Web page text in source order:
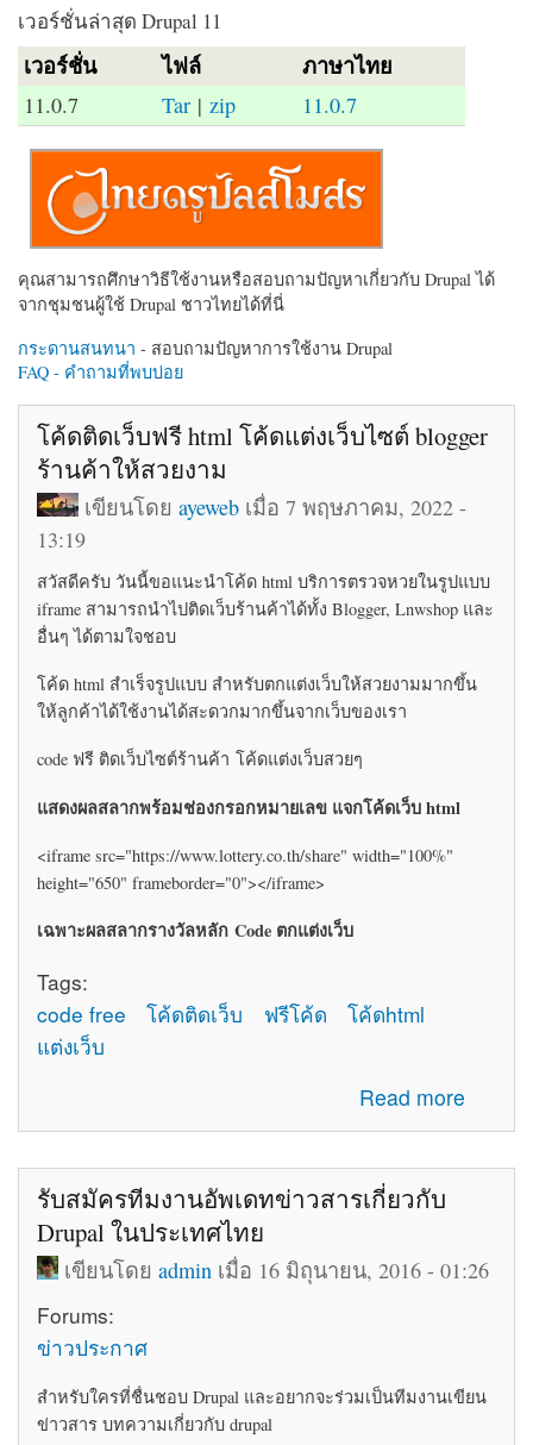
เวอร์ชั่นล่าสุด Drupal 11
เวอร์ชั่น ไฟล์ ภาษาไทย
11.0.7 Tar | zip 11.0.7
คุณสามารถศึกษาวิธีใช้งานหรือสอบถามปัญหาเกี่ยวกับ Drupal ได้
จากชุมชนผู้ใช้ Drupal ชาวไทยได้ที่นี่
กระดานสนทนา - สอบถามปัญหาการใช้งาน Drupal
FAQ - คำถามที่พบบ่อย
โค้ดติดเว็บฟรี html โค้ดแต่งเว็บไซต์ blogger
ร้านค้าให้สวยงาม
เขียนโดยayeweb เมื่อ 7 พฤษภาคม, 2022 -
13:19
สวัสดีครับ วันนี้ขอแนะนำโค้ด html บริการตรวจหวยในรูปแบบ
iframe สามารถนำไปติดเว็บร้านค้าได้ทั้ง Blogger, Lnwshop และ
อื่นๆ ได้ตามใจชอบ
โค้ด html สำเร็จรูปแบบ สำหรับตกแต่งเว็บให้สวยงามมากขึ้น
ให้ลูกค้าได้ใช้งานได้สะดวกมากขึ้นจากเว็บของเรา
code ฟรี ติดเว็บไซต์ร้านค้า โค้ดแต่งเว็บสวยๆ
แสดงผลสลากพร้อมช่องกรอกหมายเลข แจกโค้ดเว็บ html
<iframe src="https://www.lottery.co.th/share" width="100%"
height="650" frameborder="0"></iframe>
เฉพาะผลสลากรางวัลหลัก Code ตกแต่งเว็บ
Tags:
code free
โค้ดติดเว็บ ฟรีโค้ด
โค้ดhtml
แต่งเว็บ
Read more
about โค้ดติดเว็บฟรี html โค้ดแต่งเว็บไซต์ blogger ร้านค้า
ให้สวยงาม
รับสมัครทีมงานอัพเดทข่าวสารเกี่ยวกับ
Drupal ในประเทศไทย
เขียนโดยadmin เมื่อ 16 มิถุนายน, 2016 - 01:26
Forums:
ข่าวประกาศ
สำหรับใครที่ชื่นชอบ Drupal และอยากจะร่วมเป็นทีมงานเขียน
ข่าวสาร บทความเกี่ยวกับ drupal